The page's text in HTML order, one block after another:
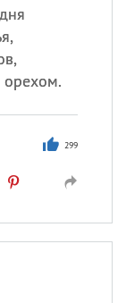
299
и